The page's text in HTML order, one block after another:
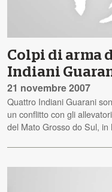
Colpi di arma
Indiani
21 novembre 2007
Quattro Indiani Guarani
un conflitto con gli
del Mato Grosso do Sul, in